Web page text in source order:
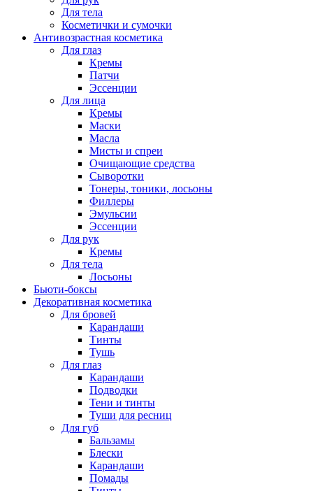
Для тела
Косметички и сумочки
Антивозрастная косметика
Для глаз
Кремы
Патчи
Эссенции
Для лица
Кремы
Маски
Масла
Мисты и спреи
Очищающие средства
Сыворотки
Тонеры, тоники, лосьоны
Филлеры
Эмульсии
Эссенции
Для рук
Кремы
Для тела
Лосьоны
Бьюти-боксы
Декоративная косметика
Для бровей
Карандаши
Тинты
Тушь
Для глаз
Карандаши
Подводки
Тени и тинты
Туши для ресниц
Для губ
Бальзамы
Блески
Карандаши
Помады